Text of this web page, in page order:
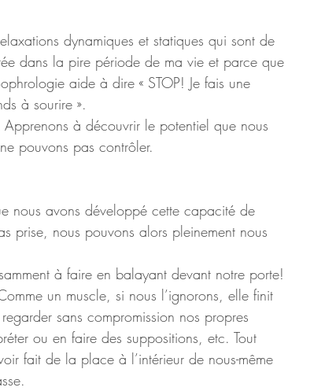
dynamiques et statiques qui sont de
dans la pire période de ma vie et parce que
aide à dire « STOP! Je fais une
à sourire ».
à découvrir le potentiel que nous
pouvons pas contrôler.
nous avons développé cette capacité de
prise, nous pouvons alors pleinement nous
à faire en balayant devant notre porte!
un muscle, si nous l’ignorons, elle finit
sans compromission nos propres
ou en faire des suppositions, etc. Tout
fait de la place à l’intérieur de nous-même